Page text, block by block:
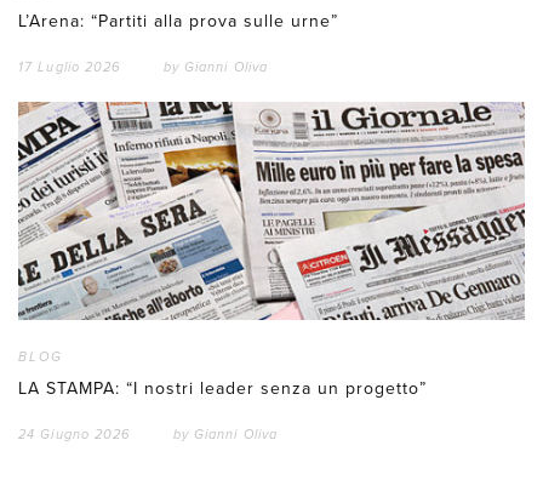
L’Arena: “Partiti alla prova sulle urne”
17 Luglio 2026 by Gianni Oliva
BLOG
LA STAMPA: “I nostri leader senza un progetto”
24 Giugno 2026 by Gianni Oliva